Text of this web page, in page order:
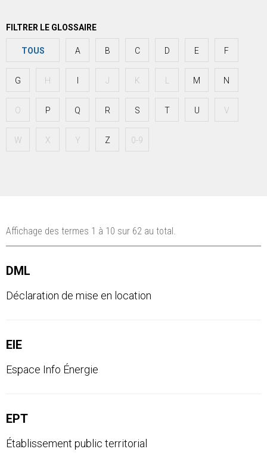
FILTRER LE GLOSSAIRE
TOUS A B C D E F
G H J K M N
O P Q R S T U V
W X Y Z 0-9
Affichage des termes 1 à 10 sur 62 au total.
DML
Déclaration de mise en location
EIE
Espace Info Énergie
EPT
Établissement public territorial